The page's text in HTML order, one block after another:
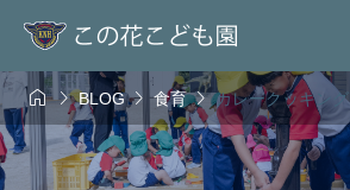
BLOG食育カレークッキング